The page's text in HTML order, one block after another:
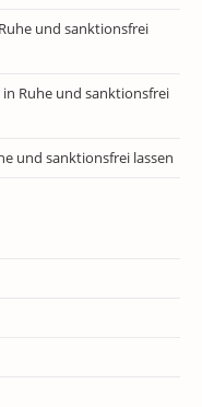
und sanktionsfrei
in Ruhe und sanktionsfrei
und sanktionsfrei lassen